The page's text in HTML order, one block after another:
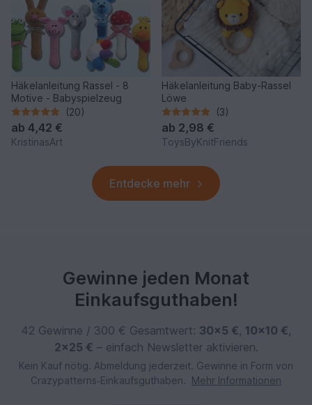
Häkelanleitung Rassel - 8
Motive - Babyspielzeug
(20)
ab 4,42 €
KristinasArt
Häkelanleitung Baby-Rassel
Löwe
(3)
ab 2,98 €
ToysByKnitFriends
Entdecke mehr
Gewinne jeden Monat
Einkaufsguthaben!
42 Gewinne / 300 € Gesamtwert: 30×5 €, 10×10 €,
2×25 € – einfach Newsletter aktivieren.
Kein Kauf nötig. Abmeldung jederzeit. Gewinne in Form von
Crazypatterns‑Einkaufsguthaben.
Mehr Informationen